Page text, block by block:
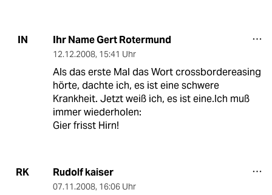
IN Ihr Name Gert Rotermund
12.12.2008, 15:41 Uhr
Als das erste Mal das Wort crossbordereasing
hörte, dachte ich, es ist eine schwere
Krankheit. Jetzt weiß ich, es ist eine.Ich muß
immer wiederholen:
Gier frisst Hirn!
RK Rudolf kaiser
07.11.2008, 16:06 Uhr